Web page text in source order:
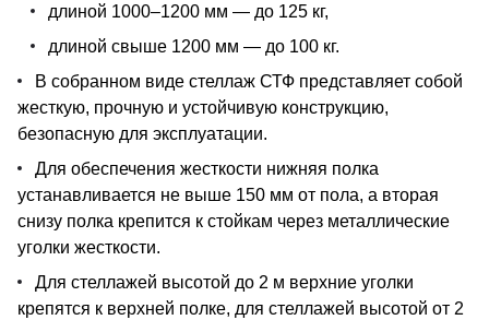
длиной 1000–1200 мм — до 125 кг,
длиной свыше 1200 мм — до 100 кг.
В собранном виде стеллаж СТФ представляет собой
жесткую, прочную и устойчивую конструкцию,
безопасную для эксплуатации.
Для обеспечения жесткости нижняя полка
устанавливается не выше 150 мм от пола, а вторая
снизу полка крепится к стойкам через металлические
уголки жесткости.
Для стеллажей высотой до 2 м верхние уголки
крепятся к верхней полке, для стеллажей высотой от 2